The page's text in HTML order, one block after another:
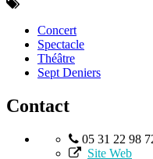
Concert
Spectacle
Théâtre
Sept Deniers
Contact
05 31 22 98
Site Web